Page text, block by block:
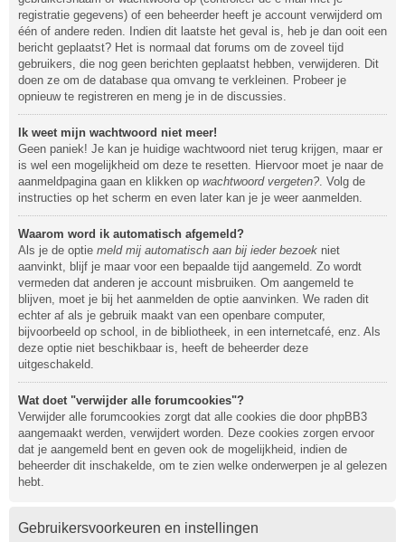
registratie gegevens) of een beheerder heeft je account verwijderd om
één of andere reden. Indien dit laatste het geval is, heb je dan ooit een
bericht geplaatst? Het is normaal dat forums om de zoveel tijd
gebruikers, die nog geen berichten geplaatst hebben, verwijderen. Dit
doen ze om de database qua omvang te verkleinen. Probeer je
opnieuw te registreren en meng je in de discussies.
Ik weet mijn wachtwoord niet meer!
Geen paniek! Je kan je huidige wachtwoord niet terug krijgen, maar er
is wel een mogelijkheid om deze te resetten. Hiervoor moet je naar de
aanmeldpagina gaan en klikken op wachtwoord vergeten?. Volg de
instructies op het scherm en even later kan je je weer aanmelden.
Waarom word ik automatisch afgemeld?
Als je de optie meld mij automatisch aan bij ieder bezoek niet
aanvinkt, blijf je maar voor een bepaalde tijd aangemeld. Zo wordt
vermeden dat anderen je account misbruiken. Om aangemeld te
blijven, moet je bij het aanmelden de optie aanvinken. We raden dit
echter af als je gebruik maakt van een openbare computer,
bijvoorbeeld op school, in de bibliotheek, in een internetcafé, enz. Als
deze optie niet beschikbaar is, heeft de beheerder deze
uitgeschakeld.
Wat doet "verwijder alle forumcookies"?
Verwijder alle forumcookies zorgt dat alle cookies die door phpBB3
aangemaakt werden, verwijdert worden. Deze cookies zorgen ervoor
dat je aangemeld bent en geven ook de mogelijkheid, indien de
beheerder dit inschakelde, om te zien welke onderwerpen je al gelezen
hebt.
Gebruikersvoorkeuren en instellingen